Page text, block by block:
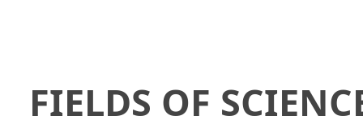
FIELDS OF